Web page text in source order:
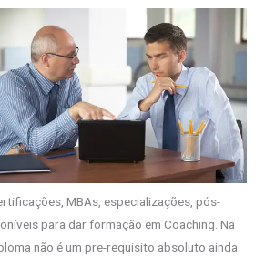
MBAs, especializações, pós-
para dar formação em Coaching. Na
não é um pre-requisito absoluto ainda